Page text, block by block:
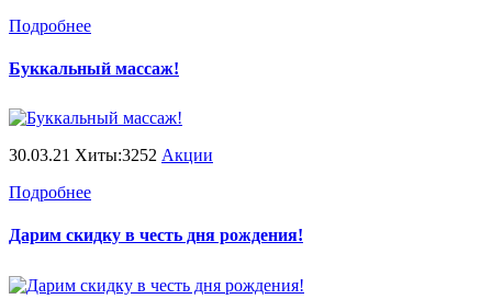
Подробнее
Буккальный массаж!
30.03.21 Хиты:3252 Акции
Подробнее
Дарим скидку в честь дня рождения!